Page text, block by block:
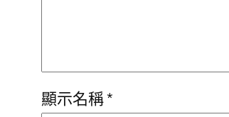
顯示名稱*